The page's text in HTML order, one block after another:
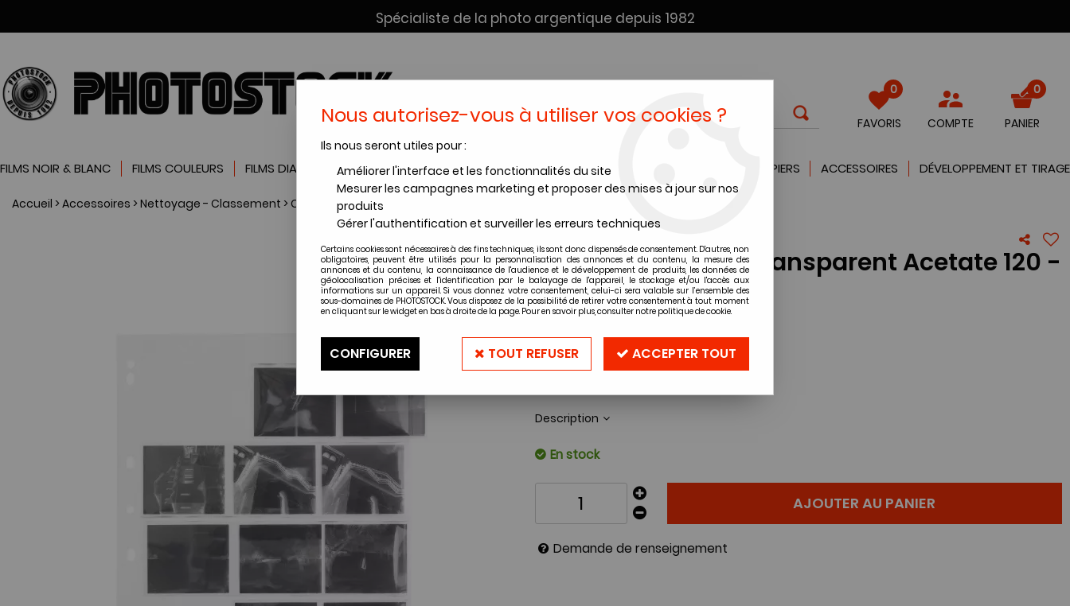
Spécialiste de la photo argentique depuis 1982
0
FAVORIS COMPTE
0
PANIER
FILMS NOIR & BLANC FILMS COULEURS FILMS DIAPOSITIVES SERVICE DÉV. + SCAN INSTANTANÉS PAPIERS ACCESSOIRES DÉVELOPPEMENT ET TIRAGE
Accueil >Accessoires >Nettoyage - Classement >Classeurs / Feuillets
Feuillets perforés Transparent Acetate 120 -
Pack de 100
Soyez le premier à donner votre avis !
62,90 €TTC
Description
En stock
AJOUTER AU PANIER
Demande de renseignement
Nous autorisez-vous à utiliser vos cookies ?
Ils nous seront utiles pour :
Améliorer l'interface et les fonctionnalités du site
Mesurer les campagnes marketing et proposer des mises à jour sur nos
produits
Gérer l'authentification et surveiller les erreurs techniques
Certains cookies sont nécessaires à des fins techniques, ils sont donc dispensés de consentement. D'autres, non
obligatoires, peuvent être utilisés pour la personnalisation des annonces et du contenu, la mesure des
annonces et du contenu, la connaissance de l'audience et le développement de produits, les données de
géolocalisation précises et l'identification par le balayage de l'appareil, le stockage et/ou l'accès aux
informations sur un appareil. Si vous donnez votre consentement, celui-ci sera valable sur l’ensemble des
sous-domaines de PHOTOSTOCK. Vous disposez de la possibilité de retirer votre consentement à tout moment
en cliquant sur le widget en bas à droite de la page. Pour en savoir plus, consulter notre politique de cookie.
CONFIGURER TOUT REFUSER ACCEPTER TOUT